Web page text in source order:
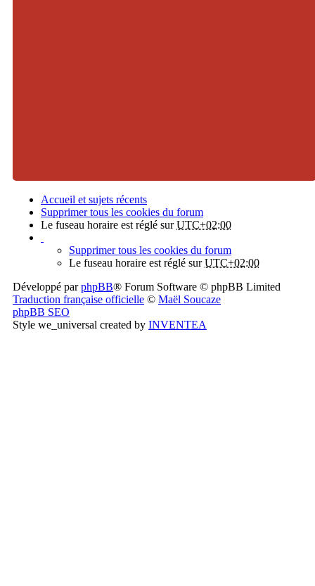
Accueil et sujets récents
Supprimer tous les cookies du forum
Le fuseau horaire est réglé surUTC+02:00
Supprimer tous les cookies du forum
Le fuseau horaire est réglé surUTC+02:00
Développé parphpBB® Forum Software © phpBB Limited
Traduction française officielle © Maël Soucaze
phpBB SEO
Style we_universal created by INVENTEA